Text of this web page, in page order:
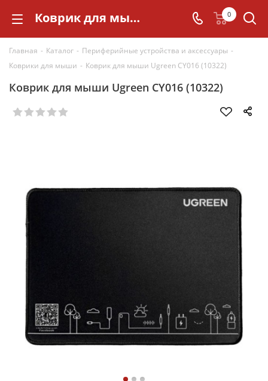
Коврик для мыши Ugreen CY016 (10322) 0
Главная - Каталог - Периферийные устройства и аксессуары -
Коврики для мыши - Коврик для мыши Ugreen CY016 (10322)
Коврик для мыши Ugreen CY016 (10322)